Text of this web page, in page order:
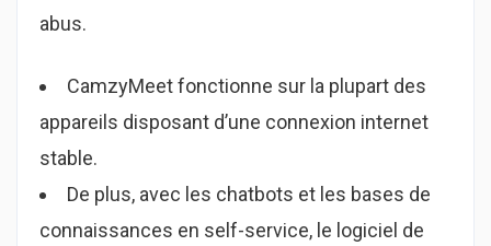
abus.
CamzyMeet fonctionne sur la plupart des
appareils disposant d’une connexion internet
stable.
De plus, avec les chatbots et les bases de
connaissances en self-service, le logiciel de